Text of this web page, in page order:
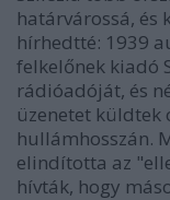
határvárossá, és
hírhedtté: 1939
felkelőnek kiadó
rádióadóját, és
üzenetet küldtek
hullámhosszán.
elindította az
hívták, hogy